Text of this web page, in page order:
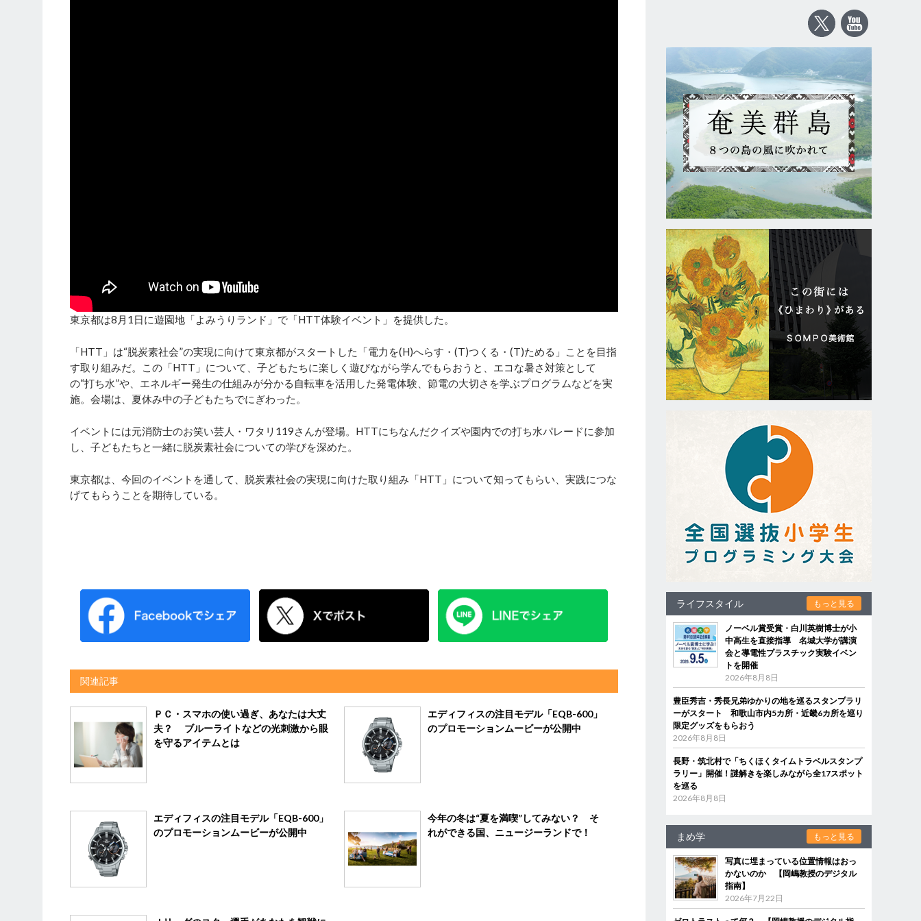
東京都は8月1日に遊園地「よみうりランド」で「HTT体験イベント」を提供した。
「HTT」は“脱炭素社会”の実現に向けて東京都がスタートした「電力を(H)へらす・(T)つくる・(T)ためる」ことを目指
す取り組みだ。この「HTT」について、子どもたちに楽しく遊びながら学んでもらおうと、エコな暑さ対策として
の“打ち水”や、エネルギー発生の仕組みが分かる自転車を活用した発電体験、節電の大切さを学ぶプログラムなどを実
施。会場は、夏休み中の子どもたちでにぎわった。
イベントには元消防士のお笑い芸人・ワタリ119さんが登場。HTTにちなんだクイズや園内での打ち水パレードに参加
し、子どもたちと一緒に脱炭素社会についての学びを深めた。
東京都は、今回のイベントを通して、脱炭素社会の実現に向けた取り組み「HTT」について知ってもらい、実践につな
げてもらうことを期待している。
関連記事
ＰＣ・スマホの使い過ぎ、あなたは大丈
夫？ ブルーライトなどの光刺激から眼
を守るアイテムとは
エディフィスの注目モデル「EQB-600」
のプロモーションムービーが公開中
エディフィスの注目モデル「EQB-600」
のプロモーションムービーが公開中
今年の冬は“夏を満喫”してみない？ そ
れができる国、ニュージーランドで！
ライフスタイル もっと見る
ノーベル賞受賞・白川英樹博士が小
中高生を直接指導 名城大学が講演
会と導電性プラスチック実験イベン
トを開催
2026年8月8日
豊臣秀吉・秀長兄弟ゆかりの地を巡るスタンプラリ
ーがスタート 和歌山市内5カ所・近畿6カ所を巡り
限定グッズをもらおう
2026年8月8日
長野・筑北村で「ちくほくタイムトラベルスタンプ
ラリー」開催！謎解きを楽しみながら全17スポット
を巡る
2026年8月8日
まめ学 もっと見る
写真に埋まっている位置情報はおっ
かないのか 【岡嶋教授のデジタル
指南】
2026年7月22日